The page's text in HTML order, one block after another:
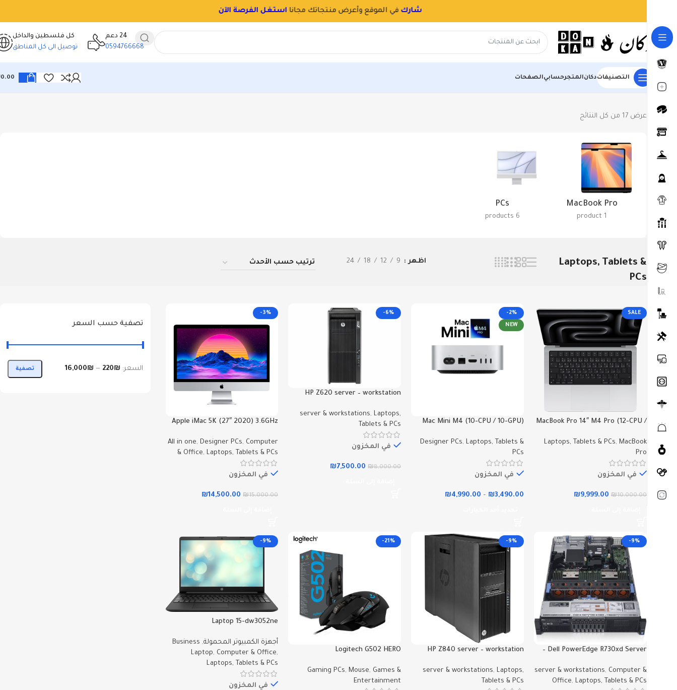
24 دعم
0594766668
كل فلسطين والداخل
توصيل الى كل المناطق
التصنيفاتدكانالمتجرحسابيالصفحات 0.00
الرئيسية المتجر Laptops, Tablets & PCs
عرض ⁦17⁩ من كل النتائج
MacBook Pro
1 product
PCs
6 products
اظهر 9
12
18
24
Laptops, Tablets &
PCs
تصفية حسب السعر
تصفية السعر: ₪220
—
₪16,000
SALE
MacBook Pro 14″ M4 Pro (12-CPU /
Laptops, Tablets & PCs, MacBook
Pro
في المخزون
₪10,000.00
₪9,999.00
-2%
NEW
Mac Mini M4 (10-CPU / 10-GPU)
Designer PCs,Laptops, Tablets &
PCs
في المخزون
₪3,490.00
–
₪4,990.00
-6%
HP Z620 server – workstation
server & workstations,Laptops,
Tablets & PCs
في المخزون
₪8,000.00
₪7,500.00
-3%
Apple iMac 5K (27″ 2020) 3.6GHz
All in one,Designer PCs, Computer
& Office,Laptops, Tablets & PCs
في المخزون
₪15,000.00
₪14,500.00
-9%
Dell PowerEdge R730xd Server –
server & workstations, Computer &
Office, Laptops, Tablets & PCs
-9%
HP Z840 server – workstation
server & workstations,Laptops,
Tablets & PCs
-21%
Logitech G502 HERO
Gaming PCs,Mouse, Games &
Entertainment
-9%
Laptop 15-dw3052ne
أجهزة الكمبيوتر المحمولة,
Business
Laptop, Computer & Office,
Laptops, Tablets & PCs
في المخزون
سجلبسرعةواحجز اسم محلك بالموقع